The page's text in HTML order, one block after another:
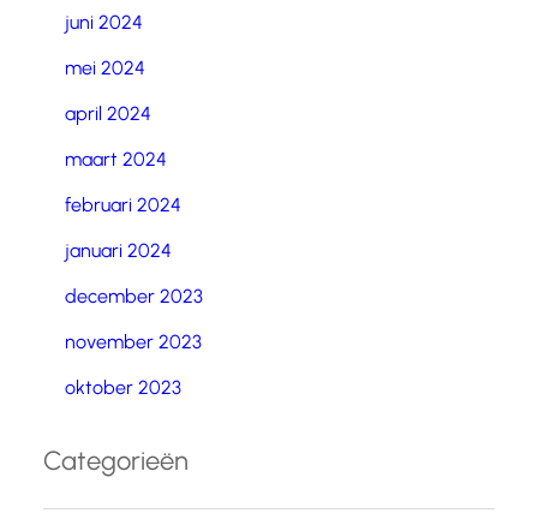
juni 2024
mei 2024
april 2024
maart 2024
februari 2024
januari 2024
december 2023
november 2023
oktober 2023
Categorieën